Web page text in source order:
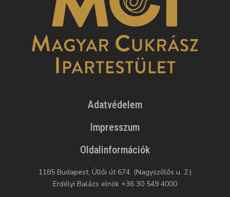
Adatvédelem
Impresszum
Oldalinformációk
1185 Budapest, Üllői út 674. (Nagyszőlős u. 2.)
Erdélyi Balázs elnök +36 30 549 4000